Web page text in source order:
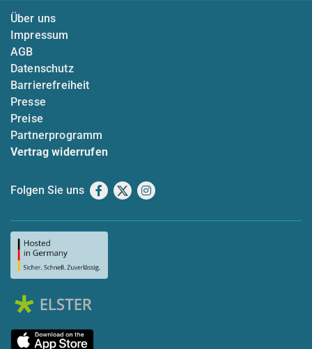
Über uns
Impressum
AGB
Datenschutz
Barrierefreiheit
Presse
Preise
Partnerprogramm
Vertrag widerrufen
Folgen Sie uns Facebook
X Instagram